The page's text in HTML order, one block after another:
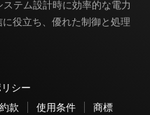
テム設計時に効率的な電力
役立ち、優れた制御と処理
シー
款 使用条件
商標